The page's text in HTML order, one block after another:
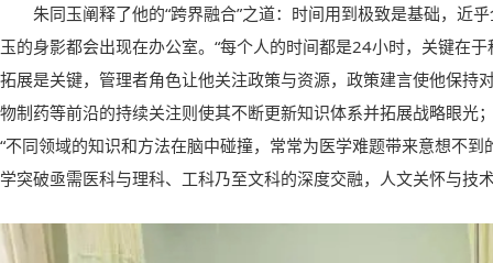
朱同玉阐释了他的“跨界融合”之道：时间用到极致是基础，近
玉的身影都会出现在办公室。“每个人的时间都是24小时，关键在
拓展是关键，管理者角色让他关注政策与资源，政策建言使他保持
物制药等前沿的持续关注则使其不断更新知识体系并拓展战略眼
“不同领域的知识和方法在脑中碰撞，常常为医学难题带来意想不到
学突破亟需医科与理科、工科乃至文科的深度交融，人文关怀与技